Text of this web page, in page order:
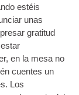
estéis
unas
gratitud
en la mesa no
cuentes un
Los